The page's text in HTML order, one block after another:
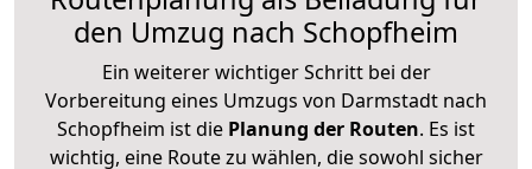
den Umzug nach Schopfheim
Ein weiterer wichtiger Schritt bei der
Vorbereitung eines Umzugs von Darmstadt nach
Schopfheim ist die Planung der Routen. Es ist
wichtig, eine Route zu wählen, die sowohl sicher